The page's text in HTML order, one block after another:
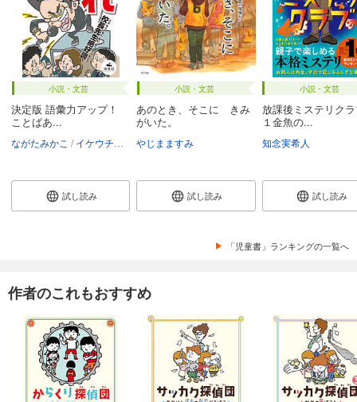
小説・文芸
決定版 語彙力アップ！
ことばあ...
ながたみかこ イケウチリリー
試し読み
小説・文芸
あのとき、そこに きみ
がいた。
やじまますみ
試し読み
小説・文芸
放課後ミステリク
１金魚の...
知念実希人
試し読み
「児童書」ランキングの一覧へ
作者のこれもおすすめ